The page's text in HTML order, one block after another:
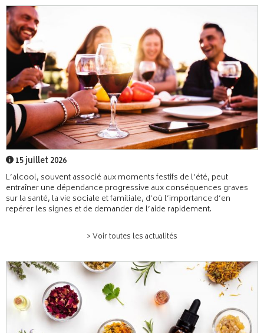
15 juillet 2026
L’alcool, souvent associé aux moments festifs de l’été, peut
entraîner une dépendance progressive aux conséquences graves
sur la santé, la vie sociale et familiale, d’où l’importance d’en
repérer les signes et de demander de l’aide rapidement.
> Voir toutes les actualités